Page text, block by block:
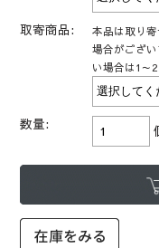
取寄商品:
本品は取り
場合がござ
い場合は1～2
数量: